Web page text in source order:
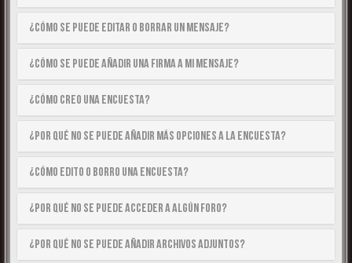
¿Cómo se puede editar o borrar un mensaje?
¿Cómo se puede añadir una firma a mi mensaje?
¿Cómo creo una encuesta?
¿Por qué no se puede añadir más opciones a la encuesta?
¿Cómo edito o borro una encuesta?
¿Por qué no se puede acceder a algún foro?
¿Por qué no se puede añadir archivos adjuntos?